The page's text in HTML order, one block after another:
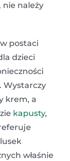
nie należy
postaci
dzieci
Wystarczy
krem, a
kapusty,
właśnie